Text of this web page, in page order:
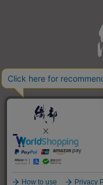
COPYRIGHT ©